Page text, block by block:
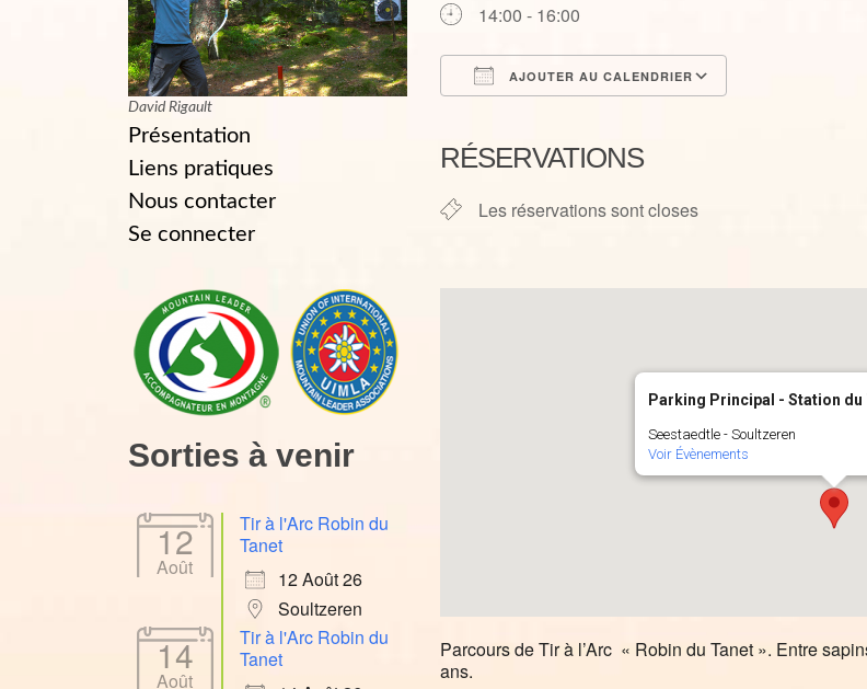
14:00 - 16:00
AJOUTER AU CALENDRIER
RÉSERVATIONS
Les réservations sont closes
Parking Principal - Station du
Seestaedtle - Soultzeren
Voir Évènements
Parcours de Tir à l’Arc « Robin du Tanet ». Entre
ans.
David Rigault
Présentation
Liens pratiques
Nous contacter
Se connecter
Sorties à venir
12
Août
Tir à l'Arc Robin du
Tanet
12 Août 26
Soultzeren
14
Août
Tir à l'Arc Robin du
Tanet